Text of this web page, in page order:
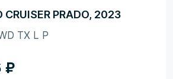
CRUISER PRADO, 2023
TX L P
₽